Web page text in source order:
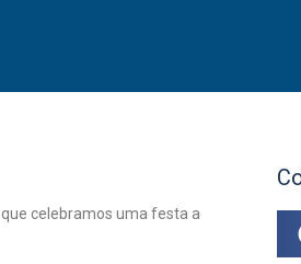
celebramos uma festa a